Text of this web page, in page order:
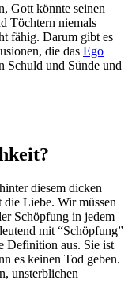
Gott könnte seinen
Töchtern niemals
fähig. Darum gibt es
die das Ego
Schuld und Sünde und
hinter diesem dicken
Liebe. Wir müssen
Schöpfung in jedem
mit “Schöpfung”
Definition aus. Sie ist
es keinen Tod geben.
unsterblichen